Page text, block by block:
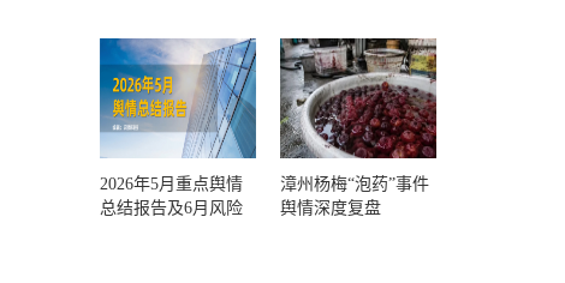
一环？
2026年5月重点舆情
总结报告及6月风险
漳州杨梅“泡药”事件
舆情深度复盘